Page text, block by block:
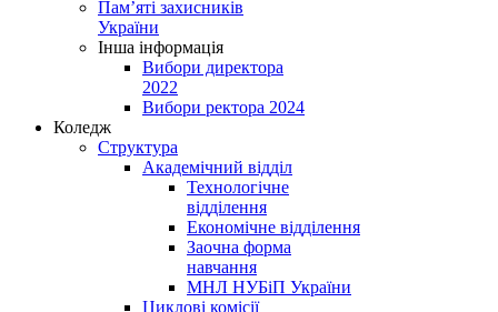
Пам’яті захисників
України
Інша інформація
Вибори директора
2022
Вибори ректора 2024
Коледж
Структура
Академічний відділ
Технологічне
відділення
Економічне відділення
Заочна форма
навчання
МНЛ НУБіП України
Циклові комісії